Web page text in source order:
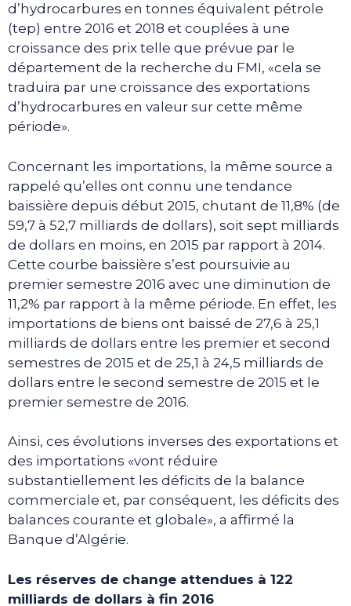
d’hydrocarbures en tonnes équivalent pétrole
(tep) entre 2016 et 2018 et couplées à une
croissance des prix telle que prévue par le
département de la recherche du FMI, «cela se
traduira par une croissance des exportations
d’hydrocarbures en valeur sur cette même
période».
Concernant les importations, la même source a
rappelé qu’elles ont connu une tendance
baissière depuis début 2015, chutant de 11,8% (de
59,7 à 52,7 milliards de dollars), soit sept milliards
de dollars en moins, en 2015 par rapport à 2014.
Cette courbe baissière s’est poursuivie au
premier semestre 2016 avec une diminution de
11,2% par rapport à la même période. En effet, les
importations de biens ont baissé de 27,6 à 25,1
milliards de dollars entre les premier et second
semestres de 2015 et de 25,1 à 24,5 milliards de
dollars entre le second semestre de 2015 et le
premier semestre de 2016.
Ainsi, ces évolutions inverses des exportations et
des importations «vont réduire
substantiellement les déficits de la balance
commerciale et, par conséquent, les déficits des
balances courante et globale», a affirmé la
Banque d’Algérie.
Les réserves de change attendues à 122
milliards de dollars à fin 2016